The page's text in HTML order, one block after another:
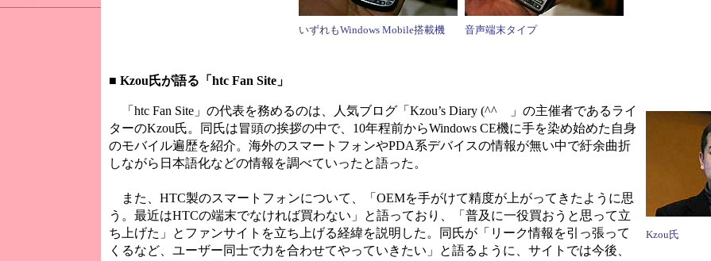
いずれもWindows Mobile搭載機 音声端末タイプ
■ Kzou氏が語る「htc Fan Site」
Kzou氏
「htc Fan Site」の代表を務めるのは、人気ブログ「Kzou’s Diary (^^ゞ」の主催者であるライ
ターのKzou氏。同氏は冒頭の挨拶の中で、10年程前からWindows CE機に手を染め始めた自身
のモバイル遍歴を紹介。海外のスマートフォンやPDA系デバイスの情報が無い中で紆余曲折
しながら日本語化などの情報を調べていったと語った。
また、HTC製のスマートフォンについて、「OEMを手がけて精度が上がってきたように思
う。最近はHTCの端末でなければ買わない」と語っており、「普及に一役買おうと思って立
ち上げた」とファンサイトを立ち上げる経緯を説明した。同氏が「リーク情報を引っ張って
くるなど、ユーザー同士で力を合わせてやっていきたい」と語るように、サイトでは今後、